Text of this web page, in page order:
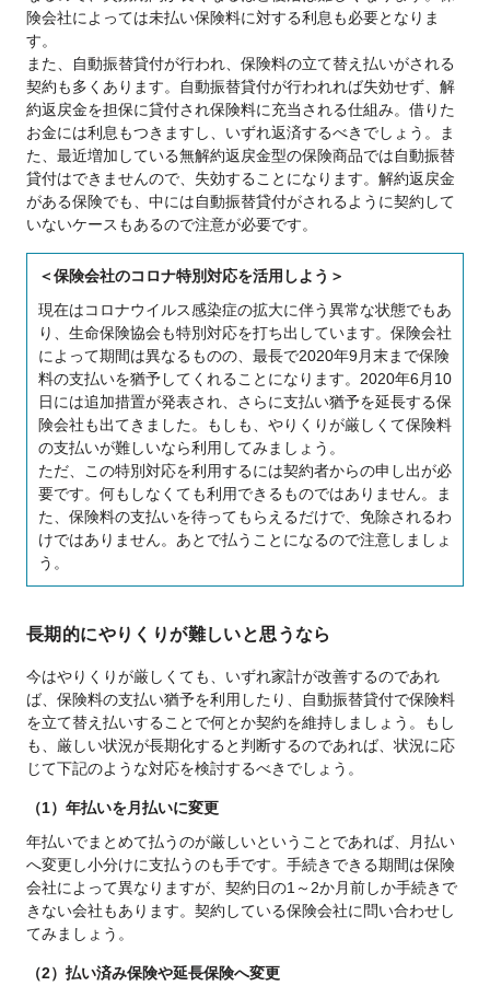
険会社によっては未払い保険料に対する利息も必要となりま
す。
また、自動振替貸付が行われ、保険料の立て替え払いがされる
契約も多くあります。自動振替貸付が行われれば失効せず、解
約返戻金を担保に貸付され保険料に充当される仕組み。借りた
お金には利息もつきますし、いずれ返済するべきでしょう。ま
た、最近増加している無解約返戻金型の保険商品では自動振替
貸付はできませんので、失効することになります。解約返戻金
がある保険でも、中には自動振替貸付がされるように契約して
いないケースもあるので注意が必要です。
＜保険会社のコロナ特別対応を活用しよう＞
現在はコロナウイルス感染症の拡大に伴う異常な状態でもあ
り、生命保険協会も特別対応を打ち出しています。保険会社
によって期間は異なるものの、最長で2020年9月末まで保険
料の支払いを猶予してくれることになります。2020年6月10
日には追加措置が発表され、さらに支払い猶予を延長する保
険会社も出てきました。もしも、やりくりが厳しくて保険料
の支払いが難しいなら利用してみましょう。
ただ、この特別対応を利用するには契約者からの申し出が必
要です。何もしなくても利用できるものではありません。ま
た、保険料の支払いを待ってもらえるだけで、免除されるわ
けではありません。あとで払うことになるので注意しましょ
う。
長期的にやりくりが難しいと思うなら
今はやりくりが厳しくても、いずれ家計が改善するのであれ
ば、保険料の支払い猶予を利用したり、自動振替貸付で保険料
を立て替え払いすることで何とか契約を維持しましょう。もし
も、厳しい状況が長期化すると判断するのであれば、状況に応
じて下記のような対応を検討するべきでしょう。
（1）年払いを月払いに変更
年払いでまとめて払うのが厳しいということであれば、月払い
へ変更し小分けに支払うのも手です。手続きできる期間は保険
会社によって異なりますが、契約日の1～2か月前しか手続きで
きない会社もあります。契約している保険会社に問い合わせし
てみましょう。
（2）払い済み保険や延長保険へ変更